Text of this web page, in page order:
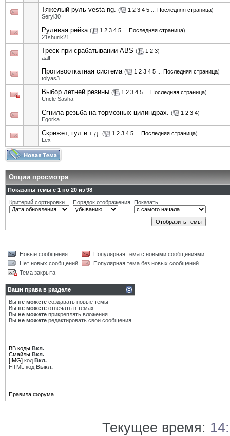
Тяжелый руль vesta ng. ( 1 2 3 4 5 Последняя страница)
Seryi30
Рулевая рейка ( 1 2 3 4 5 Последняя страница)
21shurik21
Треск при срабатывании ABS ( 1 2 3)
aalf
Противооткатная система ( 1 2 3 4 5 Последняя страница)
tolyas3
Выбор летней резины ( 1 2 3 4 5 Последняя страница)
Uncle Sasha
Сгнила резьба на тормозных цилиндрах. ( 1 2 3 4)
Egorka
Cкрежет, гул и т.д. ( 1 2 3 4 5 Последняя страница)
Lex
Опции просмотра
Показаны темы с 1 по 20 из 98
Критерий сортировки
Порядок отображения Показать
Новые сообщения
Популярная тема с новыми сообщениями
Нет новых сообщений
Популярная тема без новых сообщений
Тема закрыта
Ваши права в разделе
Вы не можете создавать новые темы
Вы не можете отвечать в темах
Вы не можете прикреплять вложения
Вы не можете редактировать свои сообщения
BB коды Вкл.
Смайлы Вкл.
[IMG] код Вкл.
HTML код Выкл.
Правила форума
Текущее время: